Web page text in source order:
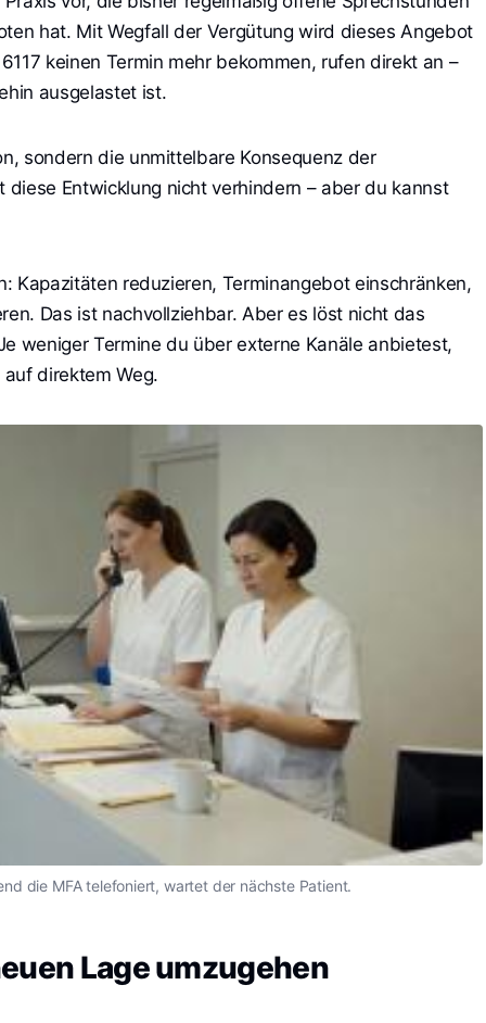
hat. Mit Wegfall der Vergütung wird dieses Angebot
keinen Termin mehr bekommen, rufen direkt an –
ausgelastet ist.
sondern die unmittelbare Konsequenz der
diese Entwicklung nicht verhindern – aber du kannst
Kapazitäten reduzieren, Terminangebot einschränken,
Das ist nachvollziehbar. Aber es löst nicht das
weniger Termine du über externe Kanäle anbietest,
direktem Weg.
die MFA telefoniert, wartet der nächste Patient.
Lage umzugehen